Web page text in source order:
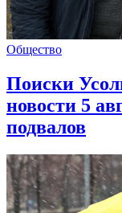
Общество
Поиски
новости 5
подвалов